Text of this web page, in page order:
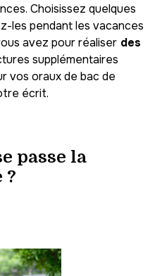
Choisissez quelques
les pendant les vacances
avez pour réaliser des
supplémentaires
vos oraux de bac de
écrit.
passe la
?